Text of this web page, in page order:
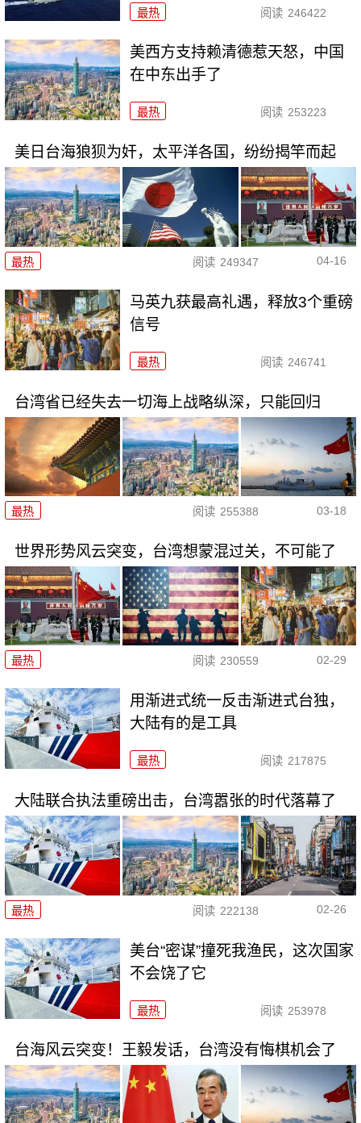
最热 阅读 246422
美西方支持赖清德惹天怒，中国
在中东出手了
最热 阅读 253223
美日台海狼狈为奸，太平洋各国，纷纷揭竿而起
最热 阅读 249347 04-16
马英九获最高礼遇，释放3个重磅
信号
最热 阅读 246741
台湾省已经失去一切海上战略纵深，只能回归
最热 阅读 255388 03-18
世界形势风云突变，台湾想蒙混过关，不可能了
最热 阅读 230559 02-29
用渐进式统一反击渐进式台独，
大陆有的是工具
最热 阅读 217875
大陆联合执法重磅出击，台湾嚣张的时代落幕了
最热 阅读 222138 02-26
美台“密谋”撞死我渔民，这次国家
不会饶了它
最热 阅读 253978
台海风云突变！王毅发话，台湾没有悔棋机会了